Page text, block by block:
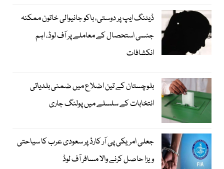
ڈیٹنگ ایپ پر دوستی، باکو جانیوالی خاتون ممکنہ
جنسی استحصال کے معاملے پر آف لوڈ، اہم
انکشافات
بلوچستان کے تین اضلاع میں ضمنی بلدیاتی
انتخابات کے سلسلے میں پولنگ جاری
جعلی امریکی پی آر کارڈ پر سعودی عرب کا سیاحتی
ویزا حاصل کرنے والا مسافر آف لوڈ